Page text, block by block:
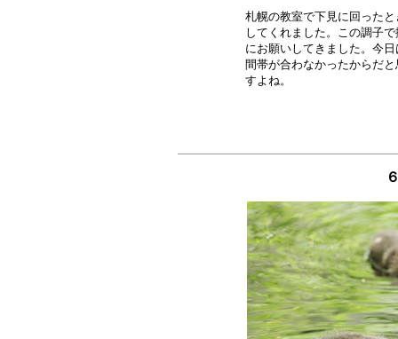
札幌の教室で下見に回った
してくれました。この調子
にお願いしてきました。今
間帯が合わなかったからだ